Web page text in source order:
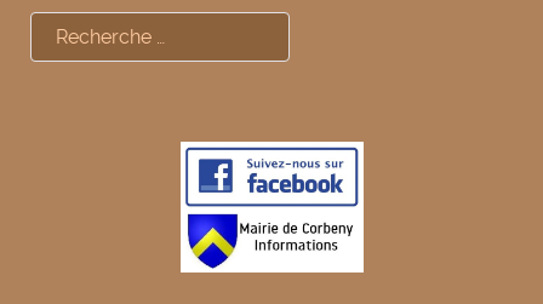
Rechercher